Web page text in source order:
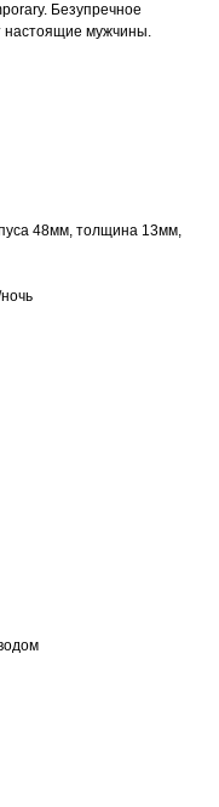
Безупречное
настоящие мужчины.
48мм, толщина 13мм,